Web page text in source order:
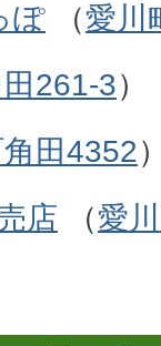
ぽ （愛川
261-3）
田4352
店 （愛